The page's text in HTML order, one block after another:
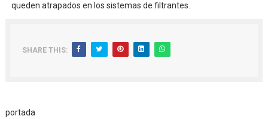
queden atrapados en los sistemas de filtrantes.
SHARE THIS:
portada